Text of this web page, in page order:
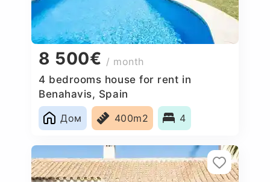
8 500€ / month
4 bedrooms house for rent in
Benahavis, Spain
Дом
400m2 4